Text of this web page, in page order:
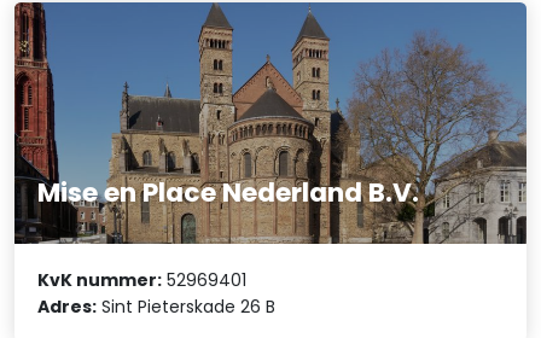
Mise en Place Nederland B.V.
KvK nummer: 52969401
Adres: Sint Pieterskade 26 B